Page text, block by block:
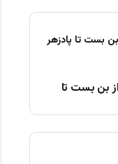
بن بست تا